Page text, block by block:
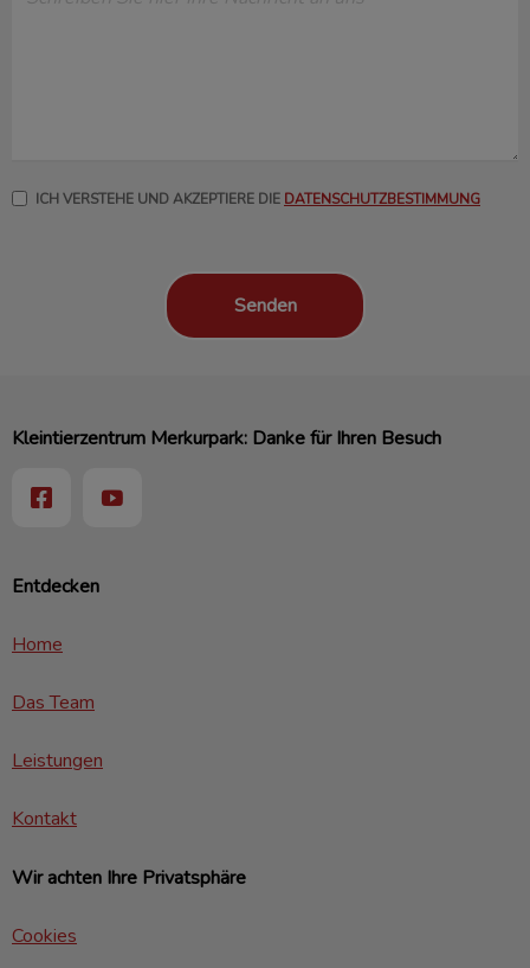
ICH VERSTEHE UND AKZEPTIERE DIE DATENSCHUTZBESTIMMUNG
Entdecken
Home
Das Team
Leistungen
Kontakt
Wir achten Ihre Privatsphäre
Cookies
Kleintierzentrum Merkurpark: Danke für Ihren Besuch